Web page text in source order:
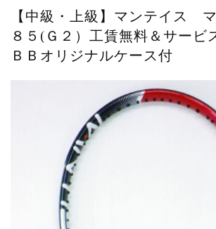
お知らせ
2025.7.21
ウルトラV5シリーズ発売開始しました！ ...
お知らせ
2025.7.15
【中級・上級】マンテイス
８５(Ｇ２）工賃無料＆サービ
ＢＢオリジナルケース付